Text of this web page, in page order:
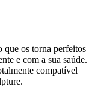
que os torna perfeitos
e com a sua saúde.
compatível